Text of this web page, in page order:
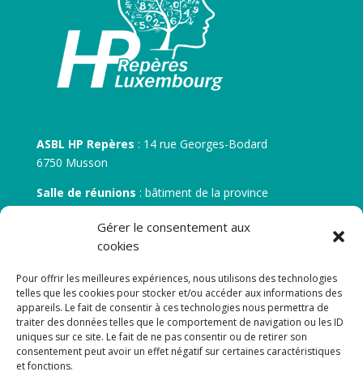
Gérer le consentement aux
cookies
Pour offrir les meilleures expériences, nous utilisons des technologies
telles que les cookies pour stocker et/ou accéder aux informations des
appareils. Le fait de consentir à ces technologies nous permettra de
traiter des données telles que le comportement de navigation ou les ID
uniques sur ce site. Le fait de ne pas consentir ou de retirer son
consentement peut avoir un effet négatif sur certaines caractéristiques
et fonctions.
ASBL HP Repères : 14 rue Georges-Bodard
6750 Musson
Salle de réunions : bâtiment de la province
30 rue Zénobe Gramme – 6700 Arlon
N° d’entreprise :BE 0506.746.707
N° de compte IBAN
: BE 05 7512 0751 5675
Newsletter